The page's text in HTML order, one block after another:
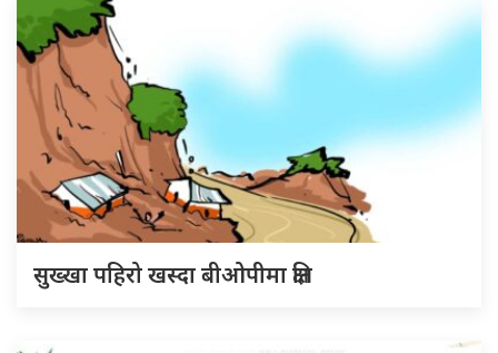
सुख्खा पहिरो खस्दा बीओपीमा क्षति